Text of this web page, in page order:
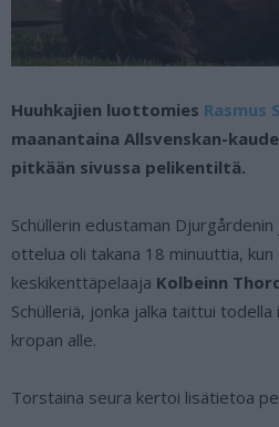
Huuhkajien luottomies Rasmus
maanantaina Allsvenskan-
pitkään sivussa pelikentiltä.
Schüllerin edustaman
ottelua oli takana 18 minuuttia,
keskikenttäpelaaja Kolbeinn
Schülleriä, jonka jalka taittui
kropan alle.
Torstaina seura kertoi lisätietoa